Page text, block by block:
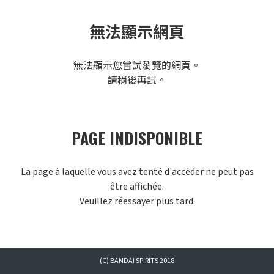
無法顯示網頁
無法顯示您嘗試瀏覽的網頁。
請稍後再試。
PAGE INDISPONIBLE
La page à laquelle vous avez tenté d'accéder ne peut pas
être affichée.
Veuillez réessayer plus tard.
(C) BANDAI SPIRITS 2018